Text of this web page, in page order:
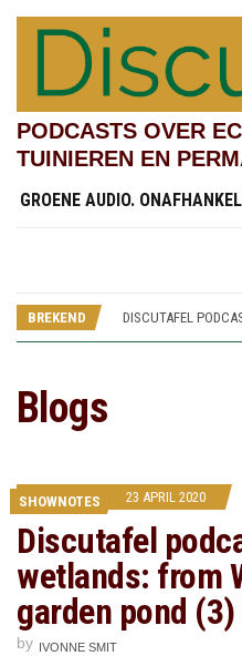
PODCASTS OVER
TUINIEREN EN
GROENE AUDIO.
BREKEND
Blogs
SHOWNOTES 23 APRIL 2020
Discutafel
wetlands: from
garden pond
by IVONNE SMIT